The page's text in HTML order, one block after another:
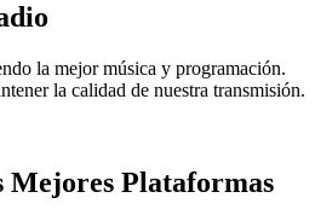
la mejor música y programación.
la calidad de nuestra transmisión.
Mejores Plataformas